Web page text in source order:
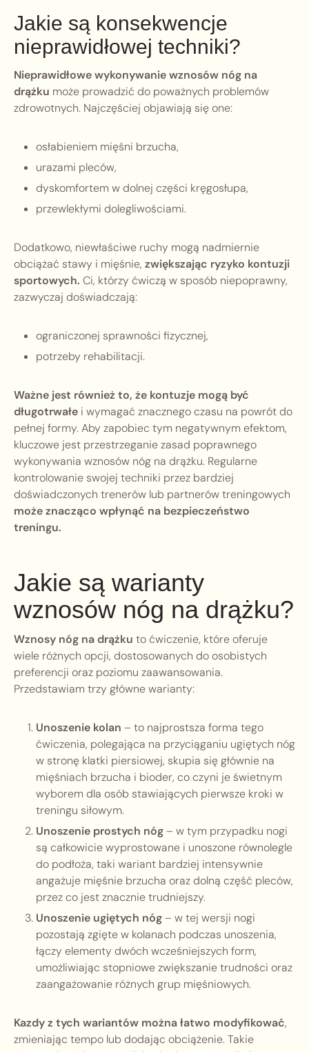
Jakie są konsekwencje
nieprawidłowej techniki?
Nieprawidłowe wykonywanie wznosów nóg na
drążku może prowadzić do poważnych problemów
zdrowotnych. Najczęściej objawiają się one:
osłabieniem mięśni brzucha,
urazami pleców,
dyskomfortem w dolnej części kręgosłupa,
przewlekłymi dolegliwościami.
Dodatkowo, niewłaściwe ruchy mogą nadmiernie
obciążać stawy i mięśnie, zwiększając ryzyko kontuzji
sportowych. Ci, którzy ćwiczą w sposób niepoprawny,
zazwyczaj doświadczają:
ograniczonej sprawności fizycznej,
potrzeby rehabilitacji.
Ważne jest również to, że kontuzje mogą być
długotrwałe i wymagać znacznego czasu na powrót do
pełnej formy. Aby zapobiec tym negatywnym efektom,
kluczowe jest przestrzeganie zasad poprawnego
wykonywania wznosów nóg na drążku. Regularne
kontrolowanie swojej techniki przez bardziej
doświadczonych trenerów lub partnerów treningowych
może znacząco wpłynąć na bezpieczeństwo
treningu.
Jakie są warianty
wznosów nóg na drążku?
Wznosy nóg na drążku to ćwiczenie, które oferuje
wiele różnych opcji, dostosowanych do osobistych
preferencji oraz poziomu zaawansowania.
Przedstawiam trzy główne warianty:
Unoszenie kolan – to najprostsza forma tego
ćwiczenia, polegająca na przyciąganiu ugiętych nóg
w stronę klatki piersiowej, skupia się głównie na
mięśniach brzucha i bioder, co czyni je świetnym
wyborem dla osób stawiających pierwsze kroki w
treningu siłowym.
Unoszenie prostych nóg– w tym przypadku nogi
są całkowicie wyprostowane i unoszone równolegle
do podłoża, taki wariant bardziej intensywnie
angażuje mięśnie brzucha oraz dolną część pleców,
przez co jest znacznie trudniejszy.
Unoszenie ugiętych nóg– w tej wersji nogi
pozostają zgięte w kolanach podczas unoszenia,
łączy elementy dwóch wcześniejszych form,
umożliwiając stopniowe zwiększanie trudności oraz
zaangażowanie różnych grup mięśniowych.
Kazdy z tych wariantów można łatwo modyfikować,
zmieniając tempo lub dodając obciążenie. Takie